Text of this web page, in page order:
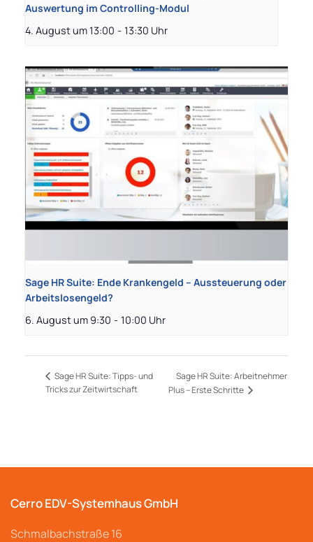
Auswertung im Controlling-Modul
4. August um 13:00 - 13:30
Sage HR Suite: Ende Krankengeld – Aussteuerung oder
Arbeitslosengeld?
6. August um 9:30 - 10:00
Sage HR Suite: Tipps- und
Tricks zur Zeitwirtschaft
Sage HR Suite: Arbeitnehmer
Plus – Erste Schritte
Cerro EDV-Systemhaus GmbH
Schmalbachstraße16